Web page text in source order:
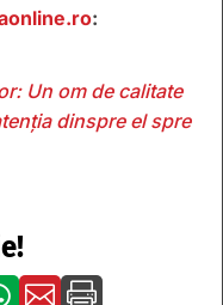
:
Un om de calitate
dinspre el spre
 